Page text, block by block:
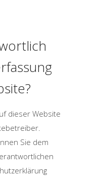
dieser Website
Sie dem